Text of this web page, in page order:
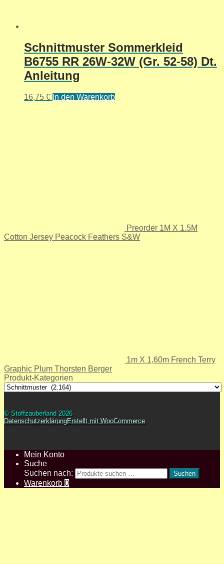
Schnittmuster Sommerkleid
B6755 RR 26W-32W (Gr. 52-58) Dt.
Anleitung
16,75 € In den Warenkorb
Preorder 1M X 1.5M
Cotton Jersey Peacock Feathers S&W
1m X 1,60m French Terry
Graphic Plum Thorsten Berger
Produkt-Kategorien
© Stoffzauberland 2026
DatenschutzerklärungErstellt mit WooCommerce.
Mein Konto
Suche
Suchen nach:
Suchen
Warenkorb 0